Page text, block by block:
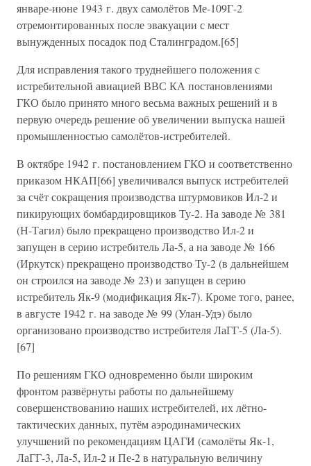
январе-июне 1943 г. двух самолётов Ме-109Г-2
отремонтированных после эвакуации с мест
вынужденных посадок под Сталинградом.[65]
Для исправления такого труднейшего положения с
истребительной авиацией ВВС КА постановлениями
ГКО было принято много весьма важных решений и в
первую очередь решение об увеличении выпуска нашей
промышленностью самолётов-истребителей.
В октябре 1942 г. постановлением ГКО и соответственно
приказом НКАП[66] увеличивался выпуск истребителей
за счёт сокращения производства штурмовиков Ил-2 и
пикирующих бомбардировщиков Ту-2. На заводе № 381
(Н-Тагил) было прекращено производство Ил-2 и
запущен в серию истребитель Ла-5, а на заводе № 166
(Иркутск) прекращено производство Ту-2 (в дальнейшем
он строился на заводе № 23) и запущен в серию
истребитель Як-9 (модификация Як-7). Кроме того, ранее,
в августе 1942 г. на заводе № 99 (Улан-Удэ) было
организовано производство истребителя ЛаГГ-5 (Ла-5).
[67]
По решениям ГКО одновременно были широким
фронтом развёрнуты работы по дальнейшему
совершенствованию наших истребителей, их лётно-
тактических данных, путём аэродинамических
улучшений по рекомендациям ЦАГИ (самолёты Як-1,
ЛаГГ-3, Ла-5, Ил-2 и Пе-2 в натуральную величину